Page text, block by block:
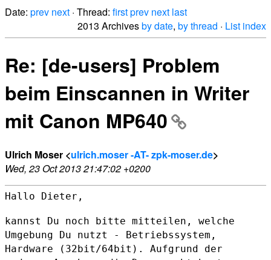
Date: prev next · Thread: firstprev next last
2013 Archivesby date, by thread · List index
Re: [de-users] Problem
beim Einscannen in Writer
mit Canon MP640
Ulrich Moser <ulrich.moser -AT- zpk-moser.de>
Wed, 23 Oct 2013 21:47:02 +0200
Hallo Dieter,
kannst Du noch bitte mitteilen, welche
Umgebung Du nutzt - Betriebssystem,
Hardware (32bit/64bit). Aufgrund der